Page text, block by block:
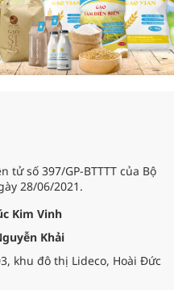
tử số 397/GP-BTTTT của Bộ
28/06/2021.
Kim Vinh
Khải
khu đô thị Lideco, Hoài Đức